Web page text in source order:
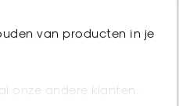
van producten in je
onze andere klanten.